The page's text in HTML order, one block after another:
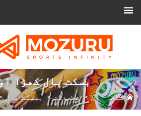
بسکٹ بال کھڑا
صفحہ اول>محصولات>بیسکٹ بال